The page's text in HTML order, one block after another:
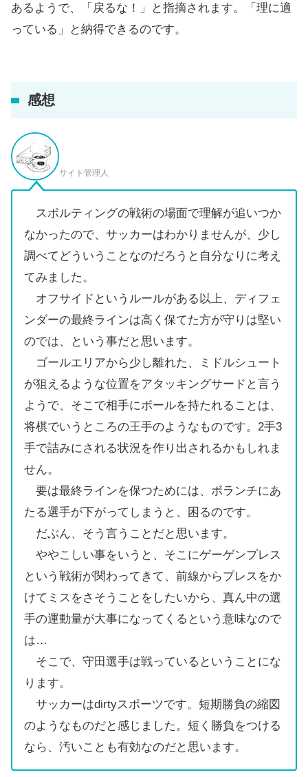
あるようで、「戻るな！」と指摘されます。「理に適
っている」と納得できるのです。
感想
サイト管理人
スポルティングの戦術の場面で理解が追いつか
なかったので、サッカーはわかりませんが、少し
調べてどういうことなのだろうと自分なりに考え
てみました。
オフサイドというルールがある以上、ディフェ
ンダーの最終ラインは高く保てた方が守りは堅い
のでは、という事だと思います。
ゴールエリアから少し離れた、ミドルシュート
が狙えるような位置をアタッキングサードと言う
ようで、そこで相手にボールを持たれることは、
将棋でいうところの王手のようなものです。2手3
手で詰みにされる状況を作り出されるかもしれま
せん。
要は最終ラインを保つためには、ボランチにあ
たる選手が下がってしまうと、困るのです。
だぶん、そう言うことだと思います。
ややこしい事をいうと、そこにゲーゲンプレス
という戦術が関わってきて、前線からプレスをか
けてミスをさそうことをしたいから、真ん中の選
手の運動量が大事になってくるという意味なので
は…
そこで、守田選手は戦っているということにな
ります。
サッカーはdirtyスポーツです。短期勝負の縮図
のようなものだと感じました。短く勝負をつける
なら、汚いことも有効なのだと思います。